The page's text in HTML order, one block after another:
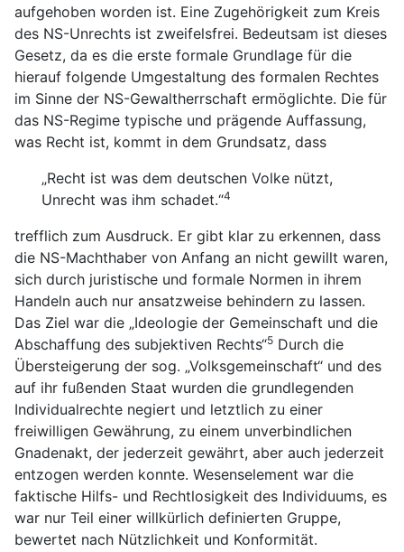
aufgehoben worden ist. Eine Zugehörigkeit zum Kreis
des NS-Unrechts ist zweifelsfrei. Bedeutsam ist dieses
Gesetz, da es die erste formale Grundlage für die
hierauf folgende Umgestaltung des formalen Rechtes
im Sinne der NS-Gewaltherrschaft ermöglichte. Die für
das NS-Regime typische und prägende Auffassung,
was Recht ist, kommt in dem Grundsatz, dass
„Recht ist was dem deutschen Volke nützt,
Unrecht was ihm schadet.“4
trefflich zum Ausdruck. Er gibt klar zu erkennen, dass
die NS-Machthaber von Anfang an nicht gewillt waren,
sich durch juristische und formale Normen in ihrem
Handeln auch nur ansatzweise behindern zu lassen.
Das Ziel war die „Ideologie der Gemeinschaft und die
Abschaffung des subjektiven Rechts“5 Durch die
Übersteigerung der sog. „Volksgemeinschaft“ und des
auf ihr fußenden Staat wurden die grundlegenden
Individualrechte negiert und letztlich zu einer
freiwilligen Gewährung, zu einem unverbindlichen
Gnadenakt, der jederzeit gewährt, aber auch jederzeit
entzogen werden konnte. Wesenselement war die
faktische Hilfs- und Rechtlosigkeit des Individuums, es
war nur Teil einer willkürlich definierten Gruppe,
bewertet nach Nützlichkeit und Konformität.